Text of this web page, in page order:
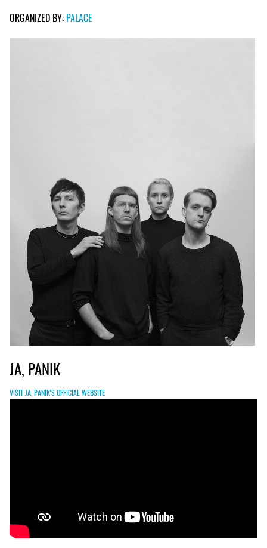
ORGANIZED BY: PALACE
JA, PANIK
VISIT JA, PANIK'S OFFICIAL WEBSITE